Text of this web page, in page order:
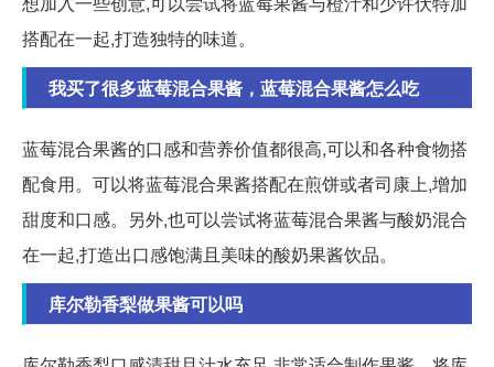
搭配在一起,打造独特的味道。
我买了很多蓝莓混合果酱，蓝莓混合果酱怎么吃
蓝莓混合果酱的口感和营养价值都很高,可以和各种食物搭
配食用。可以将蓝莓混合果酱搭配在煎饼或者司康上,增加
甜度和口感。另外,也可以尝试将蓝莓混合果酱与酸奶混合
在一起,打造出口感饱满且美味的酸奶果酱饮品。
库尔勒香梨做果酱可以吗